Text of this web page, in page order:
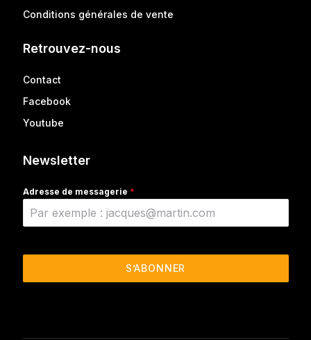
Conditions générales de vente
Retrouvez-nous
Contact
Facebook
Youtube
Newsletter
Adresse de messagerie *
S’ABONNER